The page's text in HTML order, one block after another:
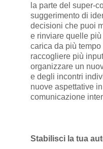
la parte del super-
suggerimento di
decisioni che puoi
e rinviare quelle
carica da più
raccogliere più
organizzare un
e degli incontri
nuove aspettative
comunicazione
Stabilisci la tua